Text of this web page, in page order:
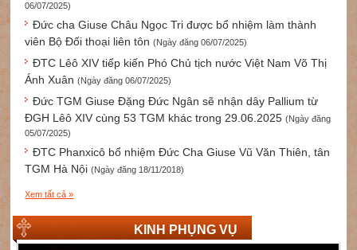
06/07/2025)
Đức cha Giuse Châu Ngọc Tri được bổ nhiệm làm thành
viên Bộ Đối thoại liên tôn(Ngày đăng 06/07/2025)
ĐTC Lêô XIV tiếp kiến Phó Chủ tịch nước Việt Nam Võ Thị
Ánh Xuân(Ngày đăng 06/07/2025)
Đức TGM Giuse Đặng Đức Ngân sẽ nhận dây Pallium từ
ĐGH Lêô XIV cùng 53 TGM khác trong 29.06.2025(Ngày đăng
05/07/2025)
ĐTC Phanxicô bổ nhiệm Đức Cha Giuse Vũ Văn Thiên, tân
TGM Hà Nội(Ngày đăng 18/11/2018)
Xem tất cả »
KINH PHỤNG VỤ